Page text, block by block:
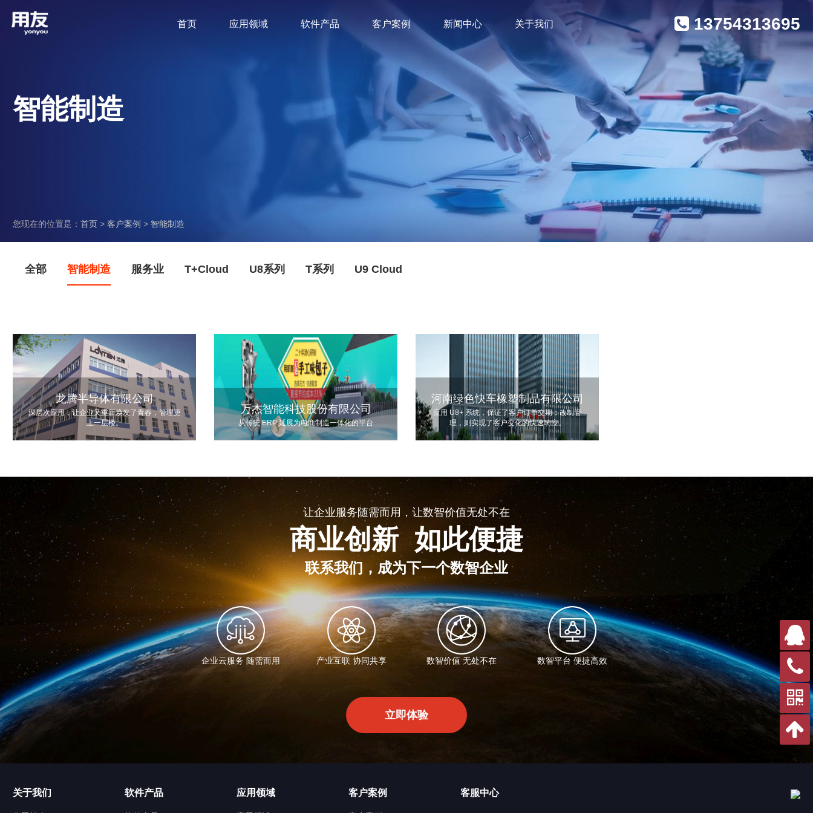
首页 应用领域 软件产品 客户案例 新闻中心 关于我们 13754313695
智能制造
您现在的位置是： 首页 > 客户案例 > 智能制造
全部 智能制造 服务业 T+Cloud U8系列 T系列 U9 Cloud
龙腾半导体有限公司
深层次应用，让企业又重新焕发了青春，管理更
上一层楼。
万杰智能科技股份有限公司
从传统 ERP 延展为电商制造一体化的平台
河南绿色快车橡塑制品有限公司
应用 U8+ 系统，保证了客户订单交期；改制管
理，则实现了客户变化的快速响应。
让企业服务随需而用，让数智价值无处不在
商业创新 如此便捷
联系我们，成为下一个数智企业
企业云服务 随需而用 产业互联 协同共享 数智价值 无处不在 数智平台 便捷高效
立即体验
关于我们 软件产品 应用领域 客户案例 客服中心
在线
咨询
客服
电话
官方
微信
顶部